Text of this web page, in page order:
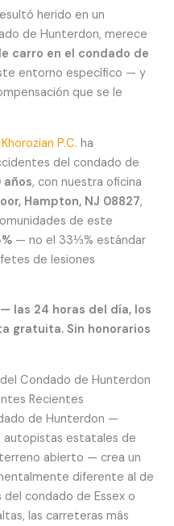
herido en un
de Hunterdon, merece
carro en el condado de
entorno específico — y
que se le
P.C. ha
del condado de
años, con nuestra oficina
Hampton, NJ 08827,
de este
— no el 33⅓% estándar
de lesiones
las 24 horas del día, los
gratuita. Sin honorarios
Condado de Hunterdon
Recientes
de Hunterdon —
autopistas estatales de
abierto — crea un
diferente al de
condado de Essex o
las carreteras más